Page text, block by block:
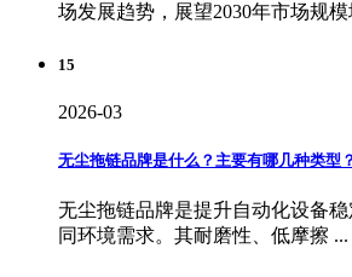
场发展趋势，展望2030年市场规模
15
2026-03
无尘拖链品牌是什么？主要有哪几种类型？
无尘拖链品牌是提升自动化设备
同环境需求。其耐磨性、低摩擦 ...